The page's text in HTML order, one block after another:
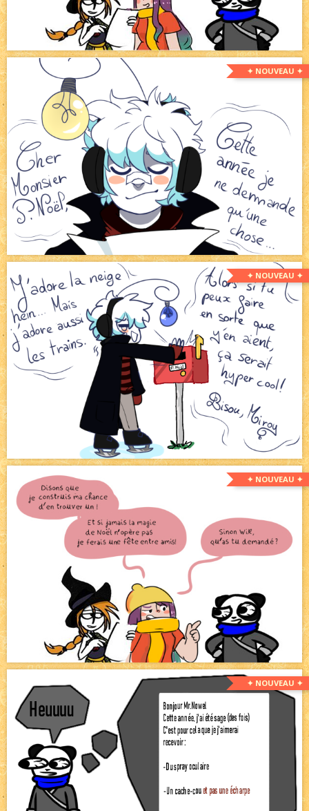
✦ NOUVEAU ✦
✦ NOUVEAU ✦
✦ NOUVEAU ✦
✦ NOUVEAU ✦